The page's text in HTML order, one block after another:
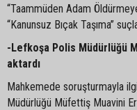
“Taammüden Adam
“Kanunsuz Bıçak Taşıma”
-Lefkoşa Polis Müdürlüğü
aktardı
Mahkemede soruşturmayla
Müdürlüğü Müfettiş Muavini